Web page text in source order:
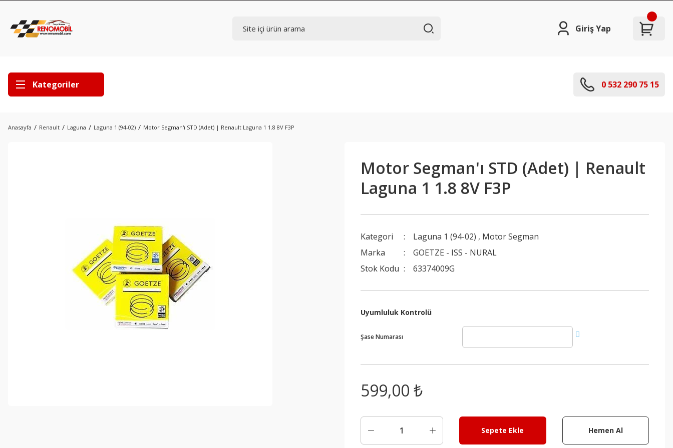
Giriş Yap
Kategoriler 0 532 290 75 15
Anasayfa Renault Laguna Laguna 1 (94-02) Motor Segman'ı STD (Adet) | Renault Laguna 1 1.8 8V F3P
Motor Segman'ı STD (Adet) | Renault
Laguna 1 1.8 8V F3P
Kategori Laguna 1 (94-02) , Motor Segman
Marka
GOETZE - ISS - NURAL
Stok Kodu
63374009G
Uyumluluk Kontrolü
Şase Numarası
599,00 ₺
Sepete Ekle Hemen Al